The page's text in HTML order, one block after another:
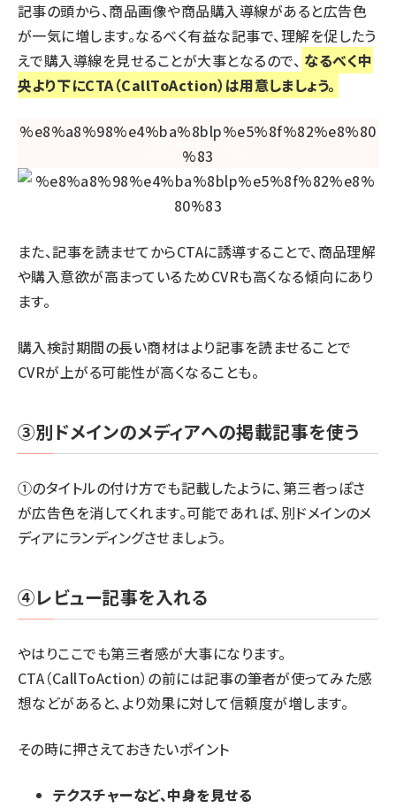
記事の頭から、商品画像や商品購入導線があると広告色
が一気に増します。なるべく有益な記事で、理解を促したう
えで購入導線を見せることが大事となるので、 なるべく中
央より下にCTA（CallToAction）は用意しましょう。
また、記事を読ませてからCTAに誘導することで、商品理解
や購入意欲が高まっているためCVRも高くなる傾向にあり
ます。
購入検討期間の長い商材はより記事を読ませることで
CVRが上がる可能性が高くなることも。
③別ドメインのメディアへの掲載記事を使う
①のタイトルの付け方でも記載したように、第三者っぽさ
が広告色を消してくれます。可能であれば、別ドメインのメ
ディアにランディングさせましょう。
④レビュー記事を入れる
やはりここでも第三者感が大事になります。
CTA（CallToAction）の前には記事の筆者が使ってみた感
想などがあると、より効果に対して信頼度が増します。
その時に押さえておきたいポイント
テクスチャーなど、中身を見せる